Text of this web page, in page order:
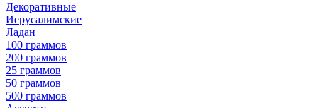
Декоративные
Иерусалимские
Ладан
100 граммов
200 граммов
25 граммов
50 граммов
500 граммов